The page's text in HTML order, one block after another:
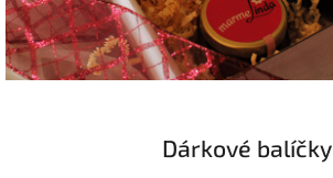
Dárkové balíčky